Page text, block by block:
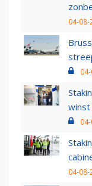
04-08-
winst
04-08-